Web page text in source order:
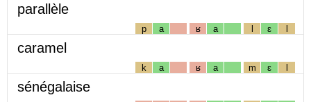
parallèle
p a ʁ a l ɛ l
caramel
k a ʁ a m ɛ l
sénégalaise